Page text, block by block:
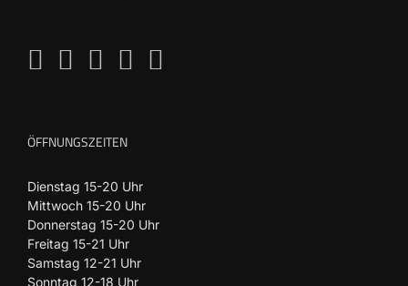
ÖFFNUNGSZEITEN
Dienstag 15-20 Uhr
Mittwoch 15-20 Uhr
Donnerstag 15-20 Uhr
Freitag 15-21 Uhr
Samstag 12-21 Uhr
Sonntag 12-18 Uhr